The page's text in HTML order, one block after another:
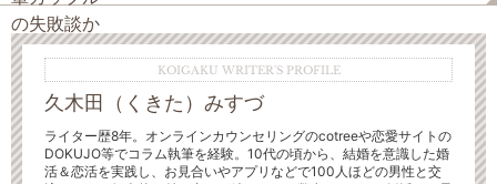
KOIGAKU WRITER'S PROFILE
久木田（くきた）みすづ
ライター歴8年。オンラインカウンセリングのcotreeや恋愛サイトの
DOKUJO等でコラム執筆を経験。10代の頃から、結婚を意識した婚
活＆恋活を実践し、お見合いやアプリなどで100人ほどの男性と交